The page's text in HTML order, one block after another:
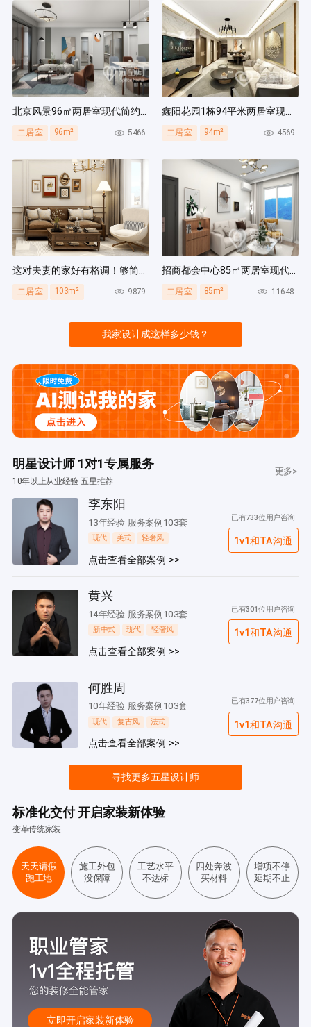
北京风景96㎡两居室现代简约风装修案例
二居室 96m² 5466
鑫阳花园1栋94平米两居室现代简约风装修案例
二居室 94m² 4569
这对夫妻的家好有格调！够简洁还复古，好打扫卫生太贴心~
二居室 103m² 9879
招商都会中心85㎡两居室现代简约风装修案例
二居室 85m² 11648
我家设计成这样多少钱？
明星设计师 1对1专属服务
10年以上从业经验 五星推荐
更多>
李东阳
13年经验 服务案例103套
现代 美式 轻奢风
点击查看全部案例 >>
已有733位用户咨询
1v1和TA沟通
黄兴
14年经验 服务案例103套
新中式 现代 轻奢风
点击查看全部案例 >>
已有301位用户咨询
1v1和TA沟通
何胜周
10年经验 服务案例103套
现代 复古风 法式
点击查看全部案例 >>
已有377位用户咨询
1v1和TA沟通
寻找更多五星设计师
标准化交付 开启家装新体验
变革传统家装
天天请假
跑工地
施工外包
没保障
工艺水平
不达标
四处奔波
买材料
增项不停
延期不止
立即开启家装新体验